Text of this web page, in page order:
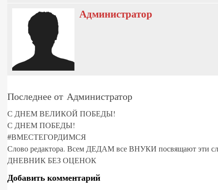
Администратор
Последнее от Администратор
С ДНЕМ ВЕЛИКОЙ ПОБЕДЫ!
С ДНЕМ ПОБЕДЫ!
#ВМЕСТЕГОРДИМСЯ
Слово редактора. Всем ДЕДАМ все ВНУКИ посвящают эти
ДНЕВНИК БЕЗ ОЦЕНОК
Добавить комментарий